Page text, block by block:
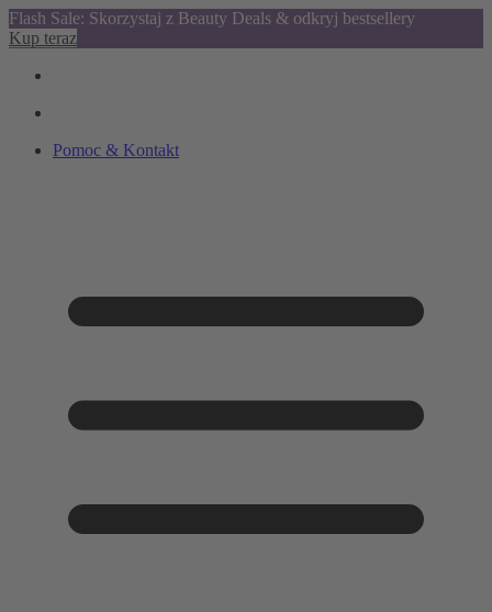
Flash Sale: Skorzystaj z Beauty Deals & odkryj bestsellery
Kup teraz
Pomoc & Kontakt